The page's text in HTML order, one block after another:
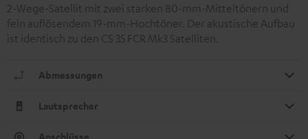
2-Wege-Satellit mit zwei starken 80-mm-Mitteltönern und
fein auflösendem 19-mm-Hochtöner. Der akustische Aufbau
ist identisch zu den CS 35 FCR Mk3 Satelliten.
Abmessungen
Lautsprecher